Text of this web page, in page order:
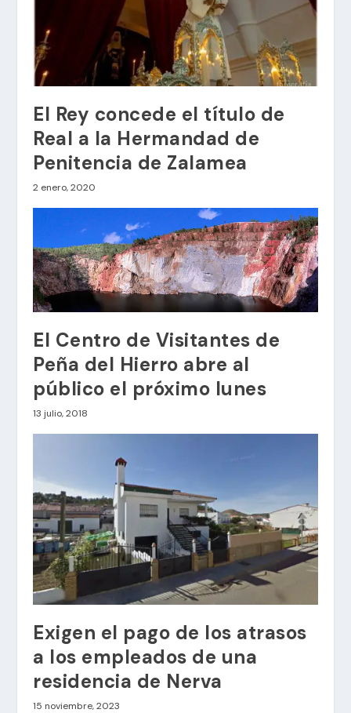
El Rey concede el título de
Real a la Hermandad de
Penitencia de Zalamea
2 enero, 2020
El Centro de Visitantes de
Peña del Hierro abre al
público el próximo lunes
13 julio, 2018
Exigen el pago de los atrasos
a los empleados de una
residencia de Nerva
15 noviembre, 2023